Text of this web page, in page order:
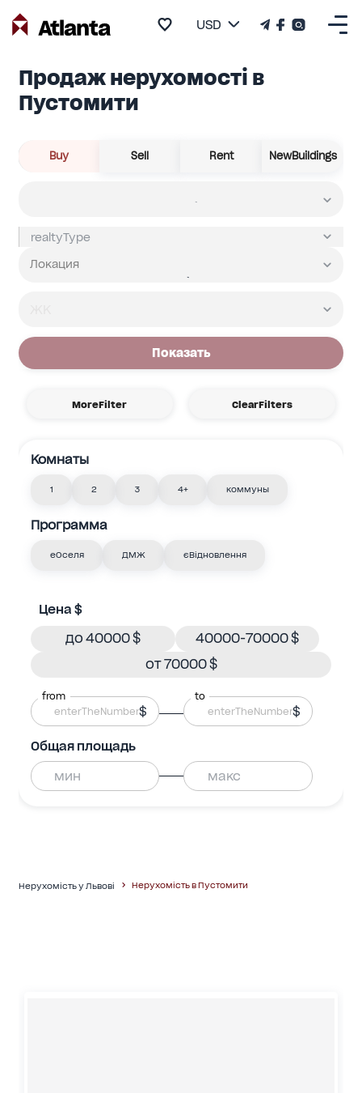
USD
Продаж нерухомості в
Пустомити
Buy Sell Rent NewBuildings
Показать
MoreFilter ClearFilters
Комнаты
1 2 3 4+ коммуны
Программа
еОселя ДМЖ єВідновлення
Цена $
до 40000 $
40000-70000 $
от 70000 $
from
$
to
$
Общая площадь
Нерухомість у Львові Нерухомість в Пустомити